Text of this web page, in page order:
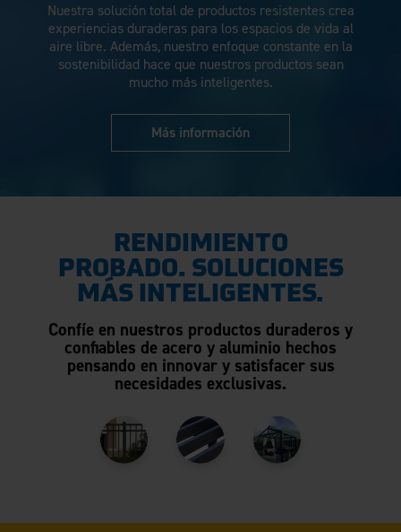
Nuestra solución total de productos resistentes crea
experiencias duraderas para los espacios de vida al
aire libre. Además, nuestro enfoque constante en la
sostenibilidad hace que nuestros productos sean
mucho más inteligentes.
Más información
RENDIMIENTO
PROBADO. SOLUCIONES
MÁS INTELIGENTES.
Confíe en nuestros productos duraderos y
confiables de acero y aluminio hechos
pensando en innovar y satisfacer sus
necesidades exclusivas.